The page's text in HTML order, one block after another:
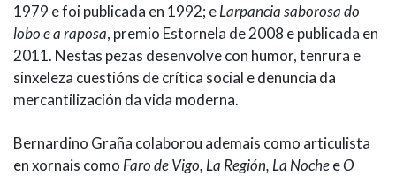
1979 e foi publicada en 1992; eLarpancia saborosa do
lobo e a raposa, premio Estornela de 2008 e publicada en
2011. Nestas pezas desenvolve con humor, tenrura e
sinxeleza cuestións de crítica social e denuncia da
mercantilización da vida moderna.
Bernardino Graña colaborou ademais como articulista
en xornais como Faro de Vigo, La Región, La NocheeO